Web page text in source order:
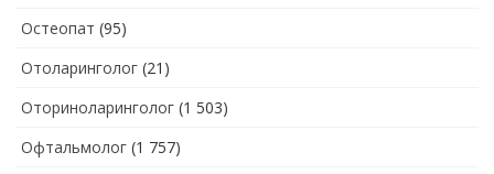
Остеопат (95)
Отоларинголог (21)
Оториноларинголог (1 503)
Офтальмолог (1 757)